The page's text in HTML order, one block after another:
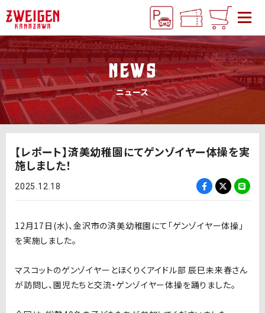
NEWS
ニュース
【レポート】済美幼稚園にてゲンゾイヤー体操を実
施しました！
2025.12.18
12月17 日 (水)、金沢市の済美幼稚園にて「ゲンゾイヤー体操」
を実施しました。
マスコットのゲンゾイヤーとほくりくアイドル部 辰巳未来春さん
が訪問し、園児たちと交流・ゲンゾイヤー体操を踊りました。